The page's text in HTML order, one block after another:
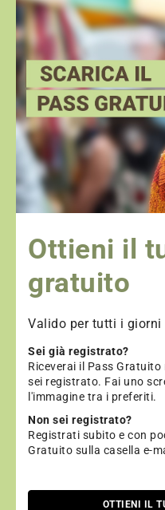
Ottieni il
gratuito
Valido per tutti i giorni
Sei già registrato?
Riceverai il Pass
sei registrato. Fai uno
l'immagine tra i preferiti.
Non sei registrato?
Registrati subito e con
Gratuito sulla casella e-
OTTIENI IL